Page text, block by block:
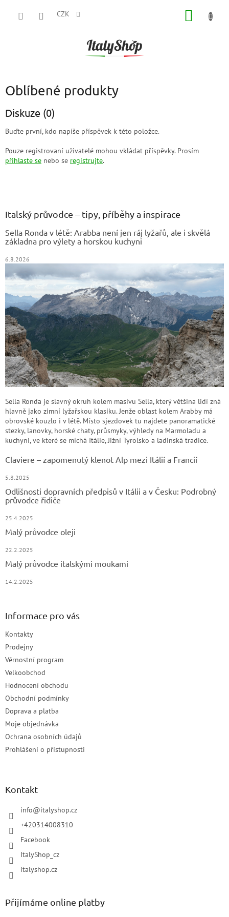
CZK
Oblíbené produkty
Diskuze (0)
Buďte první, kdo napíše příspěvek k této položce.
Pouze registrovaní uživatelé mohou vkládat příspěvky. Prosím
přihlaste se nebo se registrujte.
Italský průvodce – tipy, příběhy a inspirace
Sella Ronda v létě: Arabba není jen ráj lyžařů, ale i skvělá
základna pro výlety a horskou kuchyni
6.8.2026
Sella Ronda je slavný okruh kolem masivu Sella, který většina lidí zná
hlavně jako zimní lyžařskou klasiku. Jenže oblast kolem Arabby má
obrovské kouzlo i v létě. Místo sjezdovek tu najdete panoramatické
stezky, lanovky, horské chaty, průsmyky, výhledy na Marmoladu a
kuchyni, ve které se míchá Itálie, Jižní Tyrolsko a ladinská tradice.
Claviere – zapomenutý klenot Alp mezi Itálií a Francií
5.8.2025
Odlišnosti dopravních předpisů v Itálii a v Česku: Podrobný
průvodce řidiče
25.4.2025
Malý průvodce oleji
22.2.2025
Malý průvodce italskými moukami
14.2.2025
Informace pro vás
Kontakty
Prodejny
Věrnostní program
Velkoobchod
Hodnocení obchodu
Obchodní podmínky
Doprava a platba
Moje objednávka
Ochrana osobních údajů
Prohlášení o přístupnosti
Kontakt
info@italyshop.cz
+420314008310
Facebook
ItalyShop_cz
italyshop.cz
Přijímáme online platby